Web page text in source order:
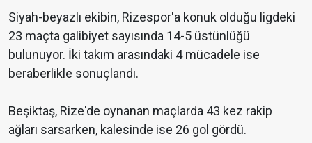
Siyah-beyazlı ekibin, Rizespor'a konuk olduğu ligdeki
23 maçta galibiyet sayısında 14-5 üstünlüğü
bulunuyor. İki takım arasındaki 4 mücadele ise
beraberlikle sonuçlandı.
Beşiktaş, Rize'de oynanan maçlarda 43 kez rakip
ağları sarsarken, kalesinde ise 26 gol gördü.